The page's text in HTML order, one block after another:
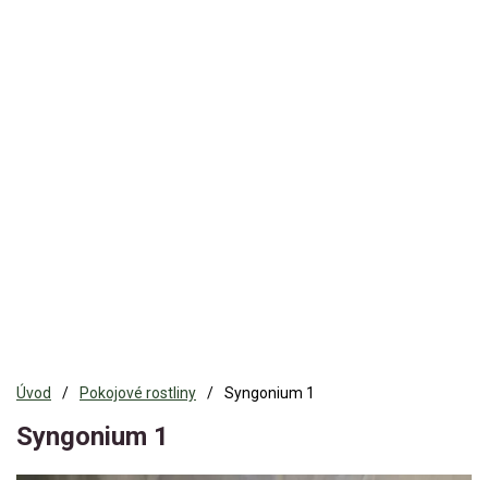
Úvod Pokojové rostliny Syngonium 1
Syngonium 1